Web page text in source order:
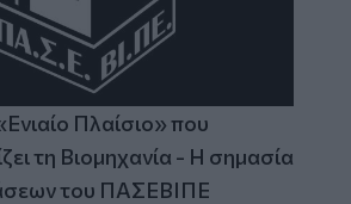
Πλαίσιο» που
τη Βιομηχανία - Η σημασία
του ΠΑΣΕΒΙΠΕ